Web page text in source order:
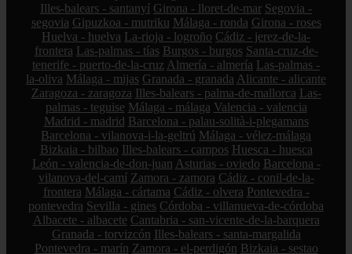
Illes-balears - santanyí Girona - lloret-de-mar Segovia -
segovia Gipuzkoa - mutriku Málaga - ronda Girona - roses
Huelva - huelva La-rioja - logroño Cádiz - jerez-de-la-
frontera Las-palmas - tías Burgos - burgos Santa-cruz-de-
tenerife - puerto-de-la-cruz Almería - almería Las-palmas -
la-oliva Málaga - mijas Granada - granada Alicante - alicante
Zaragoza - zaragoza Illes-balears - palma-de-mallorca Las-
palmas - teguise Málaga - málaga Valencia - valencia
Madrid - madrid Barcelona - palau-solità-i-plegamans
Barcelona - vilanova-i-la-geltrú Málaga - vélez-málaga
Bizkaia - bilbao Illes-balears - campos Huesca - huesca
León - valencia-de-don-juan Asturias - oviedo Barcelona -
vilanova-del-camí Zamora - zamora Cádiz - conil-de-la-
frontera Málaga - cártama Cádiz - olvera Pontevedra -
pontevedra Sevilla - gines Córdoba - villanueva-de-córdoba
Albacete - albacete Cantabria - san-vicente-de-la-barquera
Granada - torvizcón Illes-balears - santa-margalida
Pontevedra - marín Zamora - el-perdigón Bizkaia - sestao